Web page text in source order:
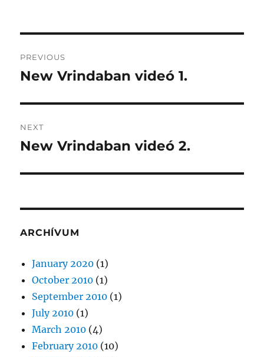
navigation
PREVIOUS
Previous
New Vrindaban videó 1.
NEXT
Next
New Vrindaban videó 2.
ARCHÍVUM
January 2020 (1)
October 2010 (1)
September 2010 (1)
July 2010 (1)
March 2010 (4)
February 2010 (10)